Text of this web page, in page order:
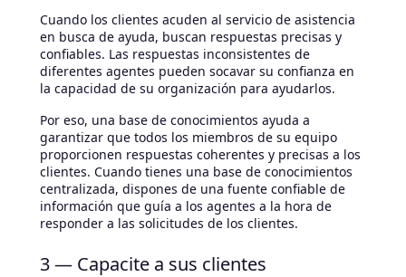
Cuando los clientes acuden al servicio de asistencia
en busca de ayuda, buscan respuestas precisas y
confiables. Las respuestas inconsistentes de
diferentes agentes pueden socavar su confianza en
la capacidad de su organización para ayudarlos.
Por eso, una base de conocimientos ayuda a
garantizar que todos los miembros de su equipo
proporcionen respuestas coherentes y precisas a los
clientes. Cuando tienes una base de conocimientos
centralizada, dispones de una fuente confiable de
información que guía a los agentes a la hora de
responder a las solicitudes de los clientes.
3 — Capacite a sus clientes